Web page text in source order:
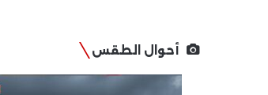
أحوال الطقس